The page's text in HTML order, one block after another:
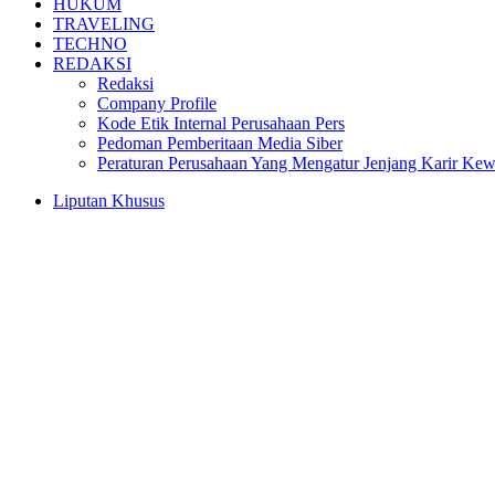
TRAVELING
TECHNO
REDAKSI
Redaksi
Company Profile
Kode Etik Internal Perusahaan Pers
Pedoman Pemberitaan Media Siber
Peraturan Perusahaan Yang Mengatur Jenjang Karir
Liputan Khusus